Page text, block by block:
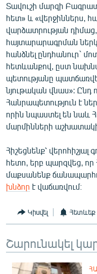
English
Русский
ՀԵՏԵՎԵՔ ՄԵԶ
«Ազատության» բոլոր
Տավուշի մարզի
հետ» և
վարձատրության
հայտարարագրման
հանձնել ընդհանուր`
հետևանքով, ըստ
պետությանը
նյութական վնաս»: Ընդ
Հանրապետություն է
որին նպաստել են նաև
մարմինների
Հիշեցնենք՝ վերոհիշյալ
հետո, երբ պարզվեց, որ
մաքսանենք
խնձոր է վաճառվում։
Կիսվել Հետևեք
Շարունակել